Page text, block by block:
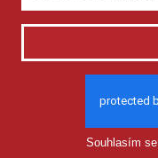
Souhlasím se